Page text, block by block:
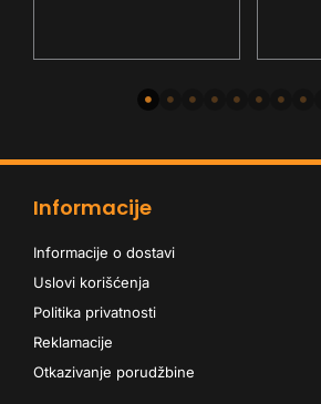
Informacije
Informacije o dostavi
Uslovi korišćenja
Politika privatnosti
Reklamacije
Otkazivanje porudžbine